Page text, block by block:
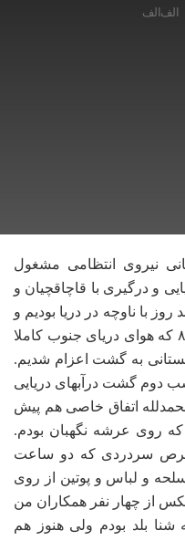
نیروی انتظامی مشغول
و درگیری با قاچاقچیان و
روز با ناوچه در دریا بودیم و
بعد برمیگشتیم. در اواخر زمستان ۸۲ که هوای دریای جنوب کاملا
به گشت اعزام شدیم.
دوم گشت درآبهای دریایی
اتفاق خاصی هم پیش
روی عرشه نگهبان بودم.
قرص سردردی که دو ساعت
و لباس و پوتین از روی
از چهار نفر همکاران من
بلد بودم ولی هنوز هم